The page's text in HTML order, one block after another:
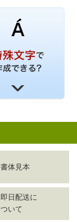
書体見本
即日配送に
ついて